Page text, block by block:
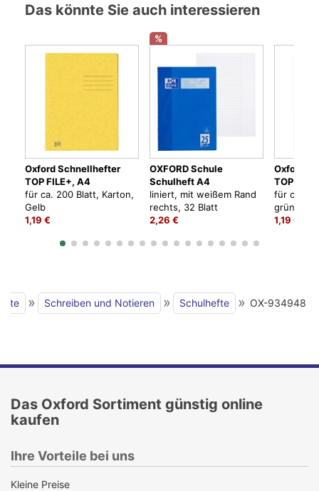
Das könnte Sie auch interessieren
Oxford Schnellhefter
TOP FILE+, A4
für ca. 200 Blatt, Karton,
Gelb
1,19 €
%
OXFORD Schule
Schulheft A4
liniert, mit weißem Rand
rechts, 32 Blatt
2,26 €
Oxford
TOP
für ca.
grün
1,19 €
» Schreiben und Notieren » Schulhefte » OX-934948
Das Oxford Sortiment günstig online
kaufen
Ihre Vorteile bei uns
Kleine Preise